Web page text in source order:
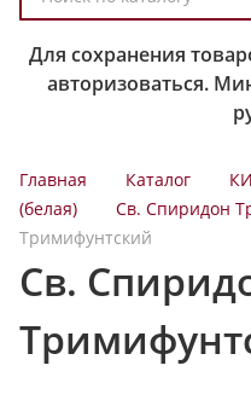
о
к
а
т
а
о
Для сохранения
авторизоваться.
Главная Каталог
(белая)
Св. Спиридон
Тримифунтский
Св.